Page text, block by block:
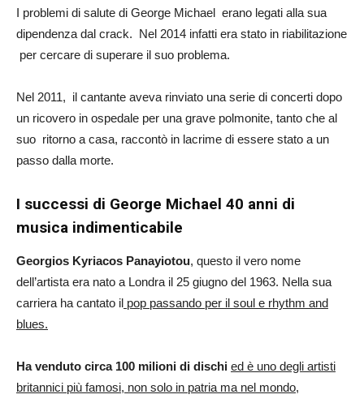
I problemi di salute di George Michael erano legati alla sua
dipendenza dal crack. Nel 2014 infatti era stato in riabilitazione
per cercare di superare il suo problema.
Nel 2011, il cantante aveva rinviato una serie di concerti dopo
un ricovero in ospedale per una grave polmonite, tanto che al
suo ritorno a casa, raccontò in lacrime di essere stato a un
passo dalla morte.
I successi di George Michael 40 anni di
musica indimenticabile
Georgios Kyriacos Panayiotou, questo il vero nome
dell’artista era nato a Londra il 25 giugno del 1963. Nella sua
carriera ha cantato il pop passando per il soul e rhythm and
blues.
Ha venduto circa 100 milioni di dischi ed è uno degli artisti
britannici più famosi, non solo in patria ma nel mondo,